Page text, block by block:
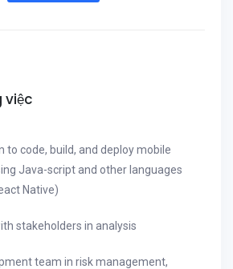
việc
to code, build, and deploy mobile
Java-script and other languages
Native)
stakeholders in analysis
team in risk management,